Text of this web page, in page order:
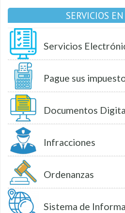
SERVICIOS
Servicios
Pague sus
Documentos
Infracciones
Ordenanzas
Sistema de